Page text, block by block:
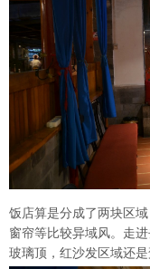
饭店算是分成了两块区
窗帘等比较异域风。走
玻璃顶，红沙发区域还